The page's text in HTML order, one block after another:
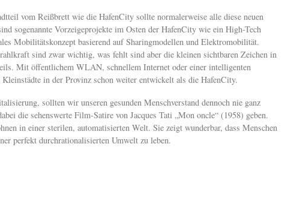
vom Reißbrett wie die HafenCity sollte normalerweise alle diese neuen
sogenannte Vorzeigeprojekte im Osten der HafenCity wie ein High-Tech
Mobilitätskonzept basierend auf Sharingmodellen und Elektromobilität.
sind zwar wichtig, was fehlt sind aber die kleinen sichtbaren Zeichen in
Mit öffentlichem WLAN, schnellem Internet oder einer intelligenten
in der Provinz schon weiter entwickelt als die HafenCity.
sollten wir unseren gesunden Menschverstand dennoch nie ganz
die sehenswerte Film-Satire von Jacques Tati „Mon oncle“ (1958) geben.
in einer sterilen, automatisierten Welt. Sie zeigt wunderbar, dass Menschen
perfekt durchrationalisierten Umwelt zu leben.